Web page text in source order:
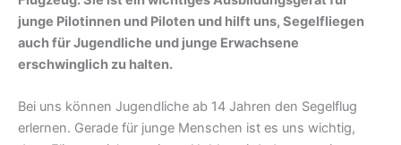
junge Pilotinnen und Piloten und hilft uns, Segelfliegen
auch für Jugendliche und junge Erwachsene
erschwinglich zu halten.
Bei uns können Jugendliche ab 14 Jahren den Segelflug
erlernen. Gerade für junge Menschen ist es uns wichtig,